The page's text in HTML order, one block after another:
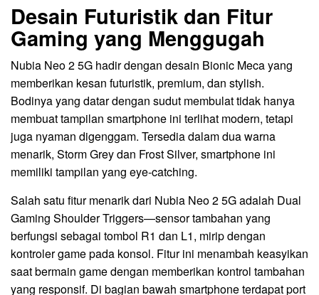
Desain Futuristik dan Fitur
Gaming yang Menggugah
Nubia Neo 2 5G hadir dengan desain Bionic Meca yang
memberikan kesan futuristik, premium, dan stylish.
Bodinya yang datar dengan sudut membulat tidak hanya
membuat tampilan smartphone ini terlihat modern, tetapi
juga nyaman digenggam. Tersedia dalam dua warna
menarik, Storm Grey dan Frost Silver, smartphone ini
memiliki tampilan yang eye-catching.
Salah satu fitur menarik dari Nubia Neo 2 5G adalah Dual
Gaming Shoulder Triggers—sensor tambahan yang
berfungsi sebagai tombol R1 dan L1, mirip dengan
kontroler game pada konsol. Fitur ini menambah keasyikan
saat bermain game dengan memberikan kontrol tambahan
yang responsif. Di bagian bawah smartphone terdapat port